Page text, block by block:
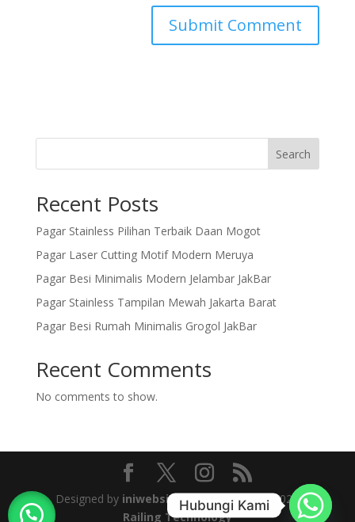
Search
Recent Posts
Pagar Stainless Pilihan Terbaik Daan Mogot
Pagar Laser Cutting Motif Modern Meruya
Pagar Besi Minimalis Modern Jelambar JakBar
Pagar Stainless Tampilan Mewah Jakarta Barat
Pagar Besi Rumah Minimalis Grogol JakBar
Recent Comments
No comments to show.
Designed by iniwebsiteku| © Copyright 2025
Railing Technology
Hubungi Kami